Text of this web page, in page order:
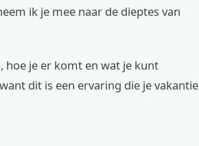
ik je mee naar de dieptes van
hoe je er komt en wat je kunt
dit is een ervaring die je vakantie